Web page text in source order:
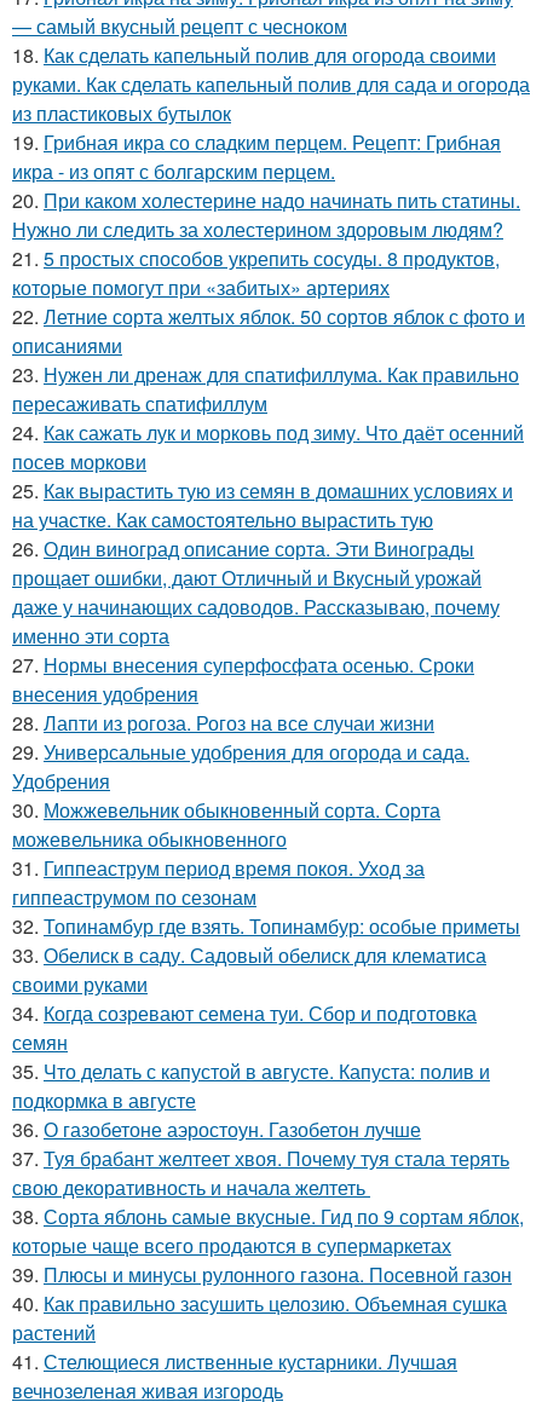
— самый вкусный рецепт с чесноком
18. Как сделать капельный полив для огорода своими
руками. Как сделать капельный полив для сада и огорода
из пластиковых бутылок
19. Грибная икра со сладким перцем. Рецепт: Грибная
икра - из опят с болгарским перцем.
20. При каком холестерине надо начинать пить статины.
Нужно ли следить за холестерином здоровым людям?
21. 5 простых способов укрепить сосуды. 8 продуктов,
которые помогут при «забитых» артериях
22. Летние сорта желтых яблок. 50 сортов яблок с фото и
описаниями
23. Нужен ли дренаж для спатифиллума. Как правильно
пересаживать спатифиллум
24. Как сажать лук и морковь под зиму. Что даёт осенний
посев моркови
25. Как вырастить тую из семян в домашних условиях и
на участке. Как самостоятельно вырастить тую
26. Один виноград описание сорта. Эти Винограды
прощает ошибки, дают Отличный и Вкусный урожай
даже у начинающих садоводов. Рассказываю, почему
именно эти сорта
27. Нормы внесения суперфосфата осенью. Сроки
внесения удобрения
28. Лапти из рогоза. Рогоз на все случаи жизни
29. Универсальные удобрения для огорода и сада.
Удобрения
30. Можжевельник обыкновенный сорта. Сорта
можевельника обыкновенного
31. Гиппеаструм период время покоя. Уход за
гиппеаструмом по сезонам
32. Топинамбур где взять. Топинамбур: особые приметы
33. Обелиск в саду. Садовый обелиск для клематиса
своими руками
34. Когда созревают семена туи. Сбор и подготовка
семян
35. Что делать с капустой в августе. Капуста: полив и
подкормка в августе
36. О газобетоне аэростоун. Газобетон лучше
37. Туя брабант желтеет хвоя. Почему туя стала терять
свою декоративность и начала желтеть
38. Сорта яблонь самые вкусные. Гид по 9 сортам яблок,
которые чаще всего продаются в супермаркетах
39. Плюсы и минусы рулонного газона. Посевной газон
40. Как правильно засушить целозию. Объемная сушка
растений
41. Стелющиеся лиственные кустарники. Лучшая
вечнозеленая живая изгородь